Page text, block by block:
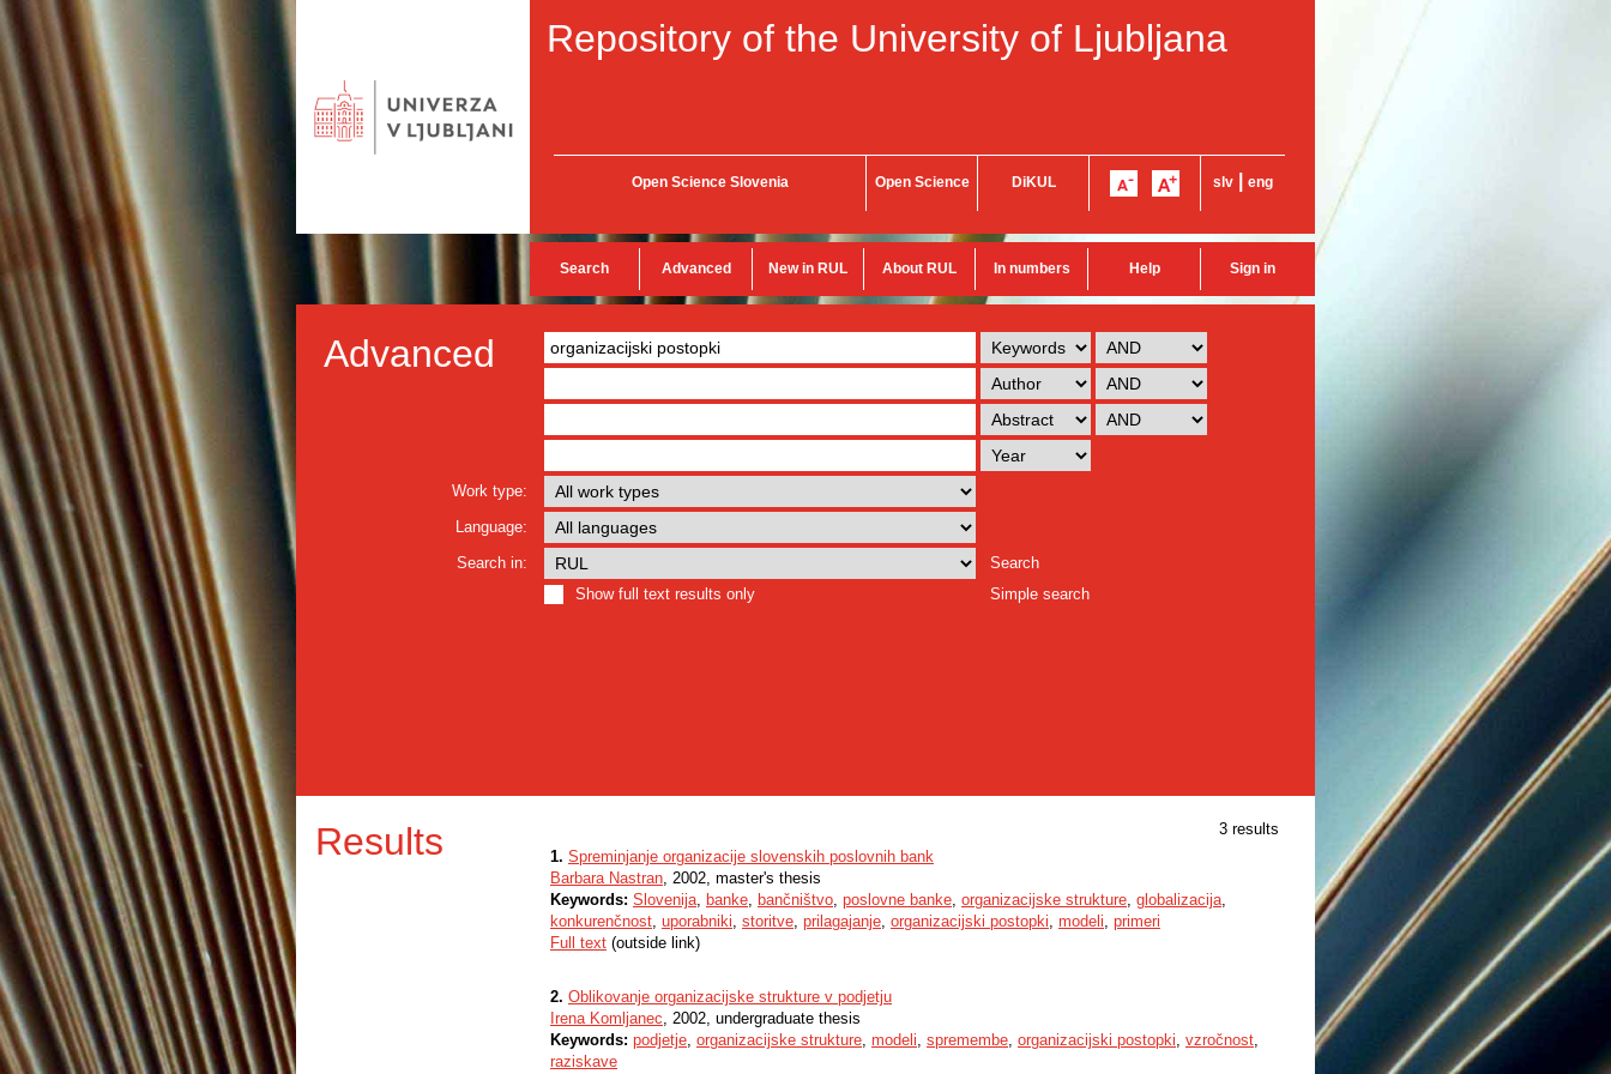
Repository of the University of Ljubljana
Open Science Slovenia Open Science DiKUL slv eng
Search Advanced New in RUL About RUL In numbers Help Sign in
Advanced
Work type:
Language:
Search in:
Search
Show full text results only
Simple search
Results
3 results
1. Spreminjanje organizacije slovenskih poslovnih bank
Barbara Nastran, 2002, master's thesis
Keywords: Slovenija, banke, bančništvo, poslovne banke, organizacijske strukture, globalizacija,
konkurenčnost, uporabniki, storitve, prilagajanje, organizacijski postopki, modeli, primeri
Full text (outside link)
2. Oblikovanje organizacijske strukture v podjetju
Irena Komljanec, 2002, undergraduate thesis
Keywords: podjetje, organizacijske strukture, modeli, spremembe, organizacijski postopki, vzročnost,
raziskave